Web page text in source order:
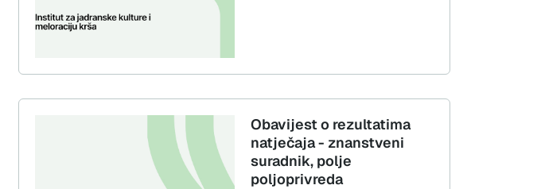
Obavijest o rezultatima
natječaja - znanstveni
suradnik, polje
poljoprivreda